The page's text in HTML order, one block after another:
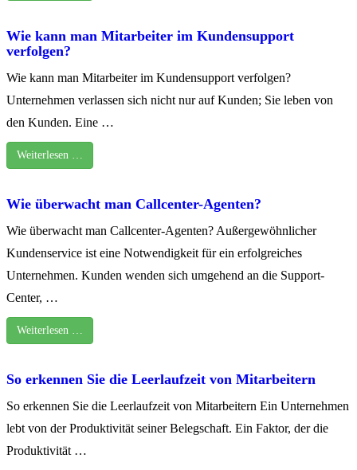
Wie kann man Mitarbeiter im Kundensupport
verfolgen?
Wie kann man Mitarbeiter im Kundensupport verfolgen?
Unternehmen verlassen sich nicht nur auf Kunden; Sie leben von
den Kunden. Eine …
Weiterlesen …
Wie überwacht man Callcenter-Agenten?
Wie überwacht man Callcenter-Agenten? Außergewöhnlicher
Kundenservice ist eine Notwendigkeit für ein erfolgreiches
Unternehmen. Kunden wenden sich umgehend an die Support-
Center, …
Weiterlesen …
So erkennen Sie die Leerlaufzeit von Mitarbeitern
So erkennen Sie die Leerlaufzeit von Mitarbeitern Ein Unternehmen
lebt von der Produktivität seiner Belegschaft. Ein Faktor, der die
Produktivität …